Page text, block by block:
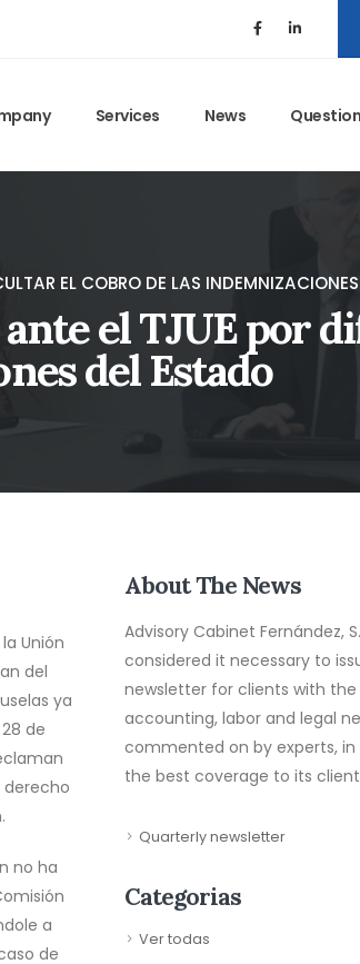
Services News
EL COBRO DE LAS
ante el TJUE por
del Estado
Unión
del
ya
de
derecho
no ha
a
de
About The News
Advisory Cabinet Fernández,
considered it necessary to
newsletter for clients with
accounting, labor and legal
commented on by experts,
the best coverage to its
Quarterly newsletter
Categorias
Ver todas